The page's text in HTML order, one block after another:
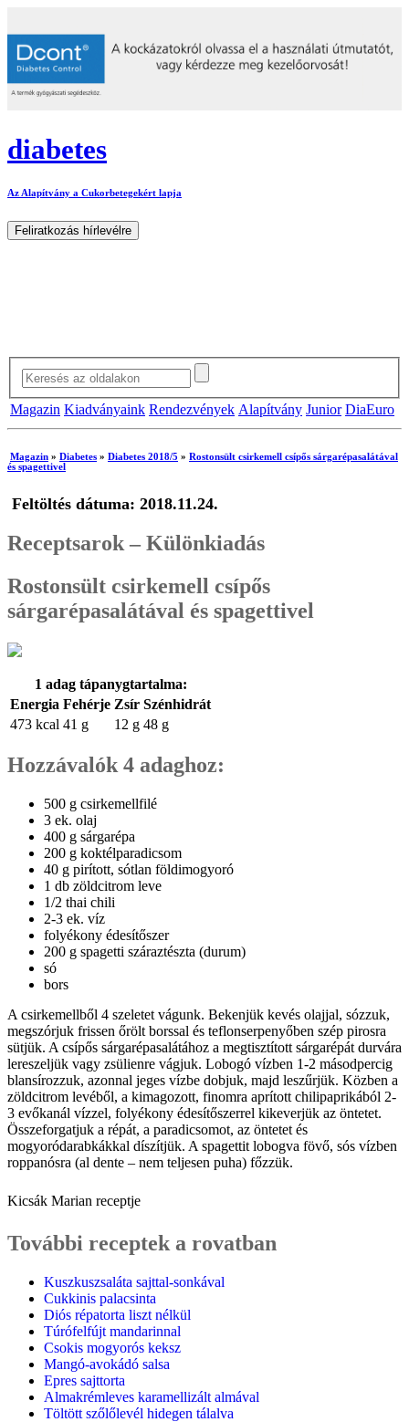
diabetes
Az Alapítvány a Cukorbetegekért lapja
Magazin Kiadványaink Rendezvények Alapítvány Junior DiaEuro
Magazin » Diabetes » Diabetes 2018/5 » Rostonsült csirkemell csípős sárgarépasalátával
és spagettivel
Feltöltés dátuma: 2018.11.24.
Receptsarok – Különkiadás
Rostonsült csirkemell csípős
sárgarépasalátával és spagettivel
1 adag tápanygtartalma:
Energia Fehérje Zsír Szénhidrát
473 kcal 41 g 12 g 48 g
Hozzávalók 4 adaghoz:
500 g csirkemellfilé
3 ek. olaj
400 g sárgarépa
200 g koktélparadicsom
40 g pirított, sótlan földimogyoró
1 db zöldcitrom leve
1/2 thai chili
2-3 ek. víz
folyékony édesítőszer
200 g spagetti száraztészta (durum)
só
bors
A csirkemellből 4 szeletet vágunk. Bekenjük kevés olajjal, sózzuk,
megszórjuk frissen őrölt borssal és teflonserpenyőben szép pirosra
sütjük. A csípős sárgarépasalátához a megtisztított sárgarépát durvára
lereszeljük vagy zsülienre vágjuk. Lobogó vízben 1-2 másodpercig
blansírozzuk, azonnal jeges vízbe dobjuk, majd leszűrjük. Közben a
zöldcitrom levéből, a kimagozott, finomra aprított chilipaprikából 2-
3 evőkanál vízzel, folyékony édesítőszerrel kikeverjük az öntetet.
Összeforgatjuk a répát, a paradicsomot, az öntetet és
mogyoródarabkákkal díszítjük. A spagettit lobogva fövő, sós vízben
roppanósra (al dente – nem teljesen puha) főzzük.
Kicsák Marian receptje
További receptek a rovatban
Kuszkuszsaláta sajttal-sonkával
Cukkinis palacsinta
Diós répatorta liszt nélkül
Túrófelfújt mandarinnal
Csokis mogyorós keksz
Mangó-avokádó salsa
Epres sajttorta
Almakrémleves karamellizált almával
Töltött szőlőlevél hidegen tálalva